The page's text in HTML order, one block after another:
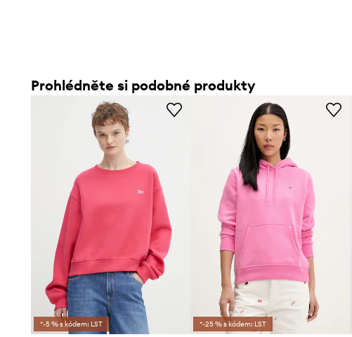
- Rozměry pro velikost: S.
Prohlédněte si podobné produkty
*-5 % s kódem: LST *-25 % s kódem: LST